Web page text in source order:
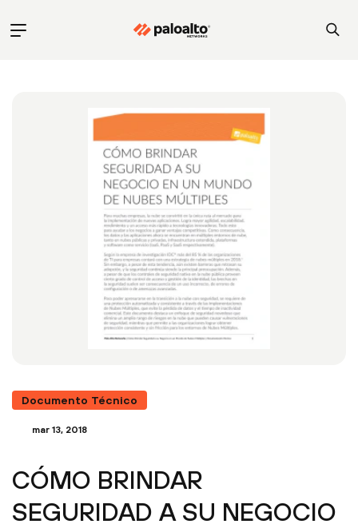
Documento Técnico
mar 13, 2018
CÓMO BRINDAR
SEGURIDAD A SU NEGOCIO